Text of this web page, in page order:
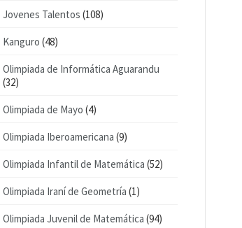
Jovenes Talentos (108)
Kanguro (48)
Olimpiada de Informática Aguarandu
(32)
Olimpiada de Mayo (4)
Olimpiada Iberoamericana (9)
Olimpiada Infantil de Matemática (52)
Olimpiada Iraní de Geometría (1)
Olimpiada Juvenil de Matemática (94)